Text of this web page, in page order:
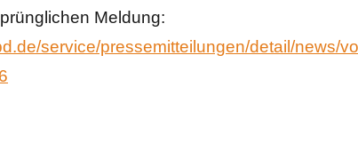
Meldung:
service/pressemitteilungen/detail/news/